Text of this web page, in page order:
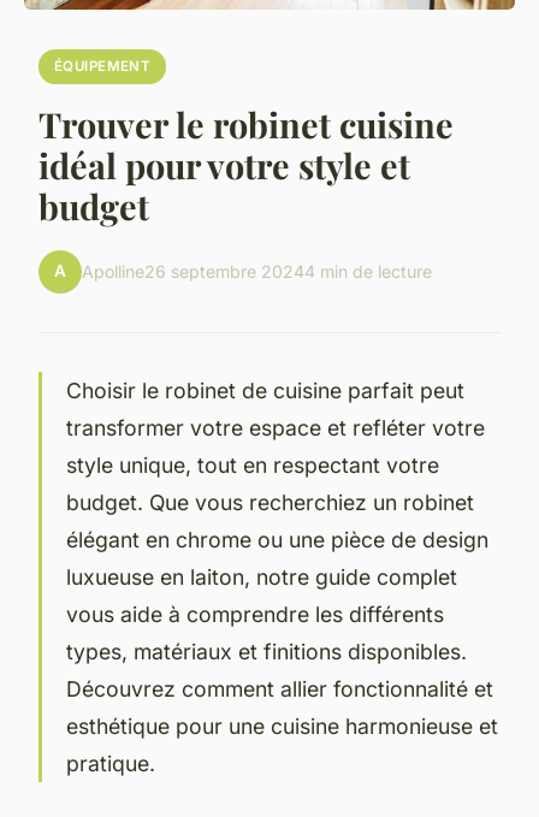
ÉQUIPEMENT
Trouver le robinet cuisine
idéal pour votre style et
budget
A Apolline26 septembre 20244 min de lecture
Choisir le robinet de cuisine parfait peut
transformer votre espace et refléter votre
style unique, tout en respectant votre
budget. Que vous recherchiez un robinet
élégant en chrome ou une pièce de design
luxueuse en laiton, notre guide complet
vous aide à comprendre les différents
types, matériaux et finitions disponibles.
Découvrez comment allier fonctionnalité et
esthétique pour une cuisine harmonieuse et
pratique.